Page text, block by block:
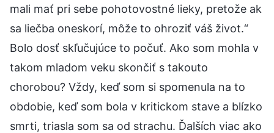
mali mať pri sebe pohotovostné lieky, pretože ak
sa liečba oneskorí, môže to ohroziť váš život.“
Bolo dosť skľučujúce to počuť. Ako som mohla v
takom mladom veku skončiť s takouto
chorobou? Vždy, keď som si spomenula na to
obdobie, keď som bola v kritickom stave a blízko
smrti, triasla som sa od strachu. Ďalších viac ako